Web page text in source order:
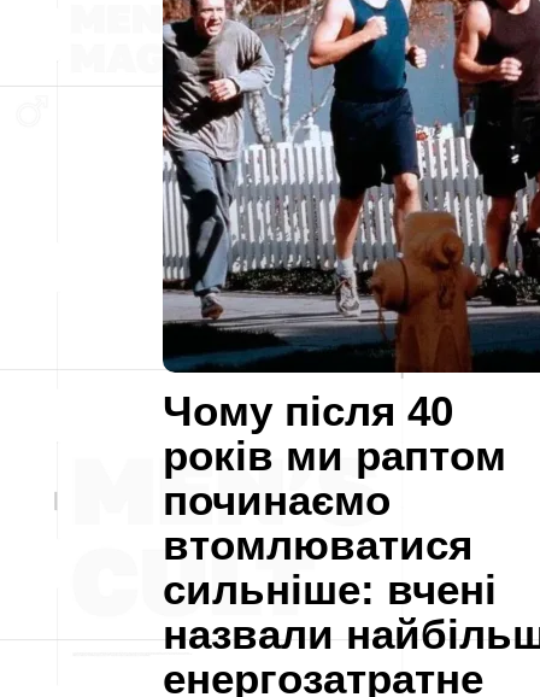
Чому після 40
років ми раптом
починаємо
втомлюватися
сильніше: вчені
назвали
енергозатратне